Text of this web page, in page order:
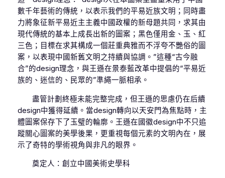
數千年藝術的傳統，以表示我們的平易近族文明；同時盡
力將象征新平易近主主義中國政權的新母題共同，求其由
現代傳統的基本上成長出新的圖案；黑色僅用金、玉、紅
三色；目標在求其構成一個莊重典雅而不浮夸不艷俗的圖
案，以表現中國新舊文明之持續與協調。”這種“古今融
合”的design理念，與王遜在景泰藍改革中提倡的“平易近
族的、迷信的、民眾的”準繩一脈相承。
盡管計劃終極未能完整完成，但王遜的思慮仍在后續
design中獲得延續。當design轉向以天安門為焦點時，主
體圖案保存下了玉璧的輪廓。王遜在國徽design中不只追
蹤關心圖案的美學後果，更重視每個元素的文明內在，展
示了奇特的學術視角與非凡的眼界。
奠定人：創立中國美術史學科